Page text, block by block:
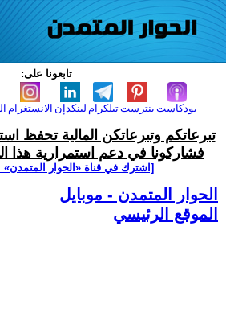
تابعونا على:
الانستغرام لينكدإن تيلكرامبنترست بودكاست
تبرعاتكم وتبرعاتكن المالية تحفظ
فشاركونا في دعم استمرارية هذا
[اشترك في قناة ‫«الحوار المتمدن»
الحوار المتمدن - موبايل
الموقع الرئيسي